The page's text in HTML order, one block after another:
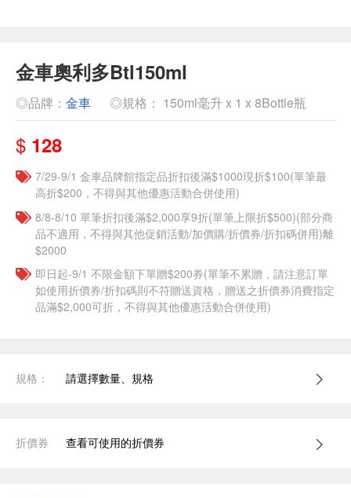
金車奧利多Btl150ml
◎品牌： 金車 ◎規格： 150ml毫升 x 1 x 8Bottle瓶
$ 128
7/29-9/1 金車品牌館指定品折扣後滿$1000現折$100(單筆最
高折$200，不得與其他優惠活動合併使用)
8/8-8/10 單筆折扣後滿$2,000享9折(單筆上限折$500)(部分商
品不適用，不得與其他促銷活動/加價購/折價券/折扣碼併用)離
$2000
即日起-9/1 不限金額下單贈$200券(單筆不累贈，請注意訂單
如使用折價券/折扣碼則不符贈送資格，贈送之折價券消費指定
品滿$2,000可折，不得與其他優惠活動合併使用)
規格： 請選擇數量、規格
折價券 查看可使用的折價券